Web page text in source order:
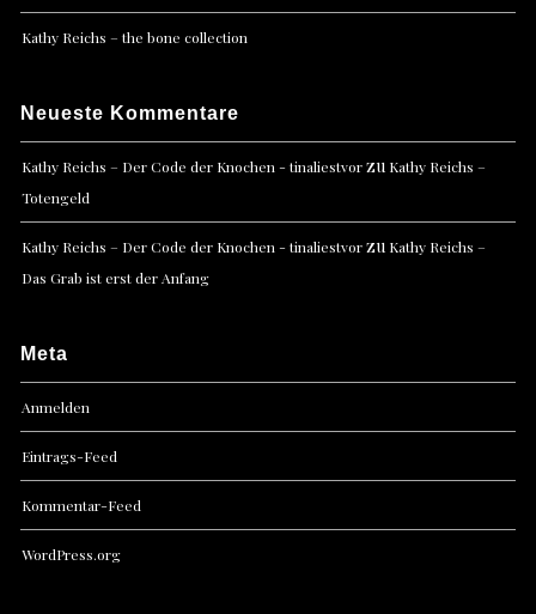
Kathy Reichs – the bone collection
Neueste Kommentare
Kathy Reichs – Der Code der Knochen - tinaliestvorzu Kathy Reichs –
Totengeld
Kathy Reichs – Der Code der Knochen - tinaliestvorzu Kathy Reichs –
Das Grab ist erst der Anfang
Meta
Anmelden
Eintrags-Feed
Kommentar-Feed
WordPress.org